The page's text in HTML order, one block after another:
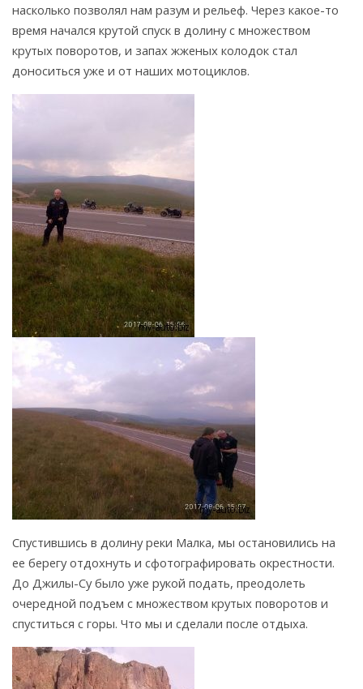
насколько позволял нам разум и рельеф. Через какое-то
время начался крутой спуск в долину с множеством
крутых поворотов, и запах жженых колодок стал
доноситься уже и от наших мотоциклов.
Спустившись в долину реки Малка, мы остановились на
ее берегу отдохнуть и сфотографировать окрестности.
До Джилы-Су было уже рукой подать, преодолеть
очередной подъем с множеством крутых поворотов и
спуститься с горы. Что мы и сделали после отдыха.